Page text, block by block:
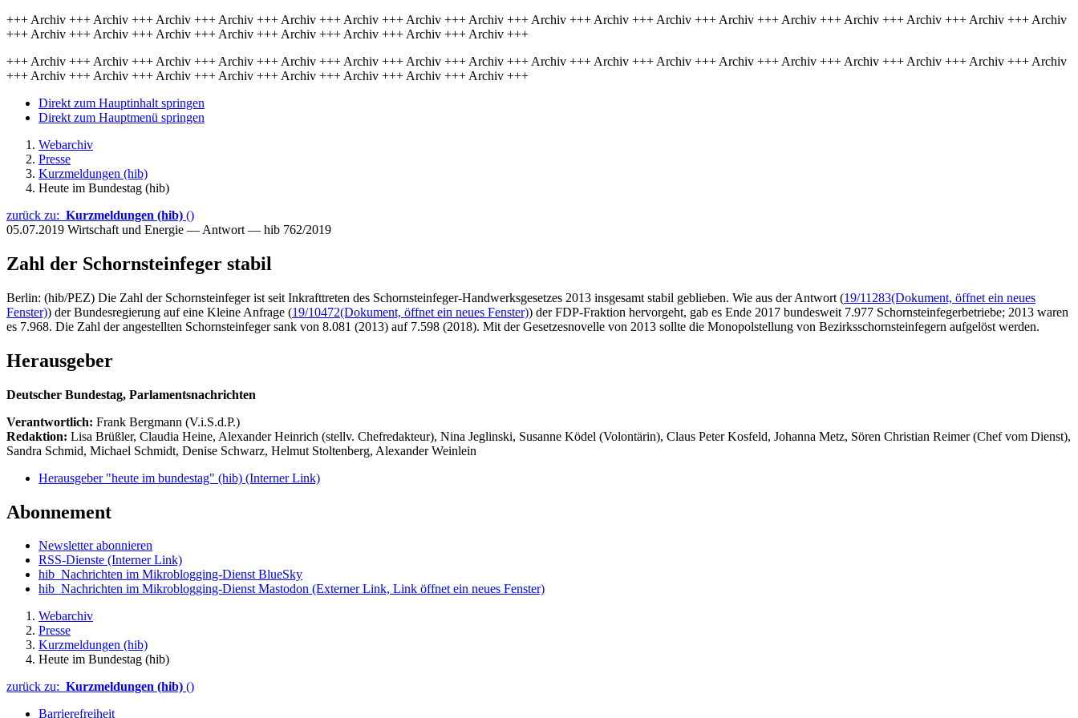
+++ Archiv +++ Archiv +++ Archiv +++ Archiv +++ Archiv +++ Archiv +++ Archiv +++ Archiv +++ Archiv +++ Archiv +++ Archiv +++ Archiv +++ Archiv +++ Archiv +++ Archiv +++ Archiv +++ Archiv
+++ Archiv +++ Archiv +++ Archiv +++ Archiv +++ Archiv +++ Archiv +++ Archiv +++ Archiv +++
+++ Archiv +++ Archiv +++ Archiv +++ Archiv +++ Archiv +++ Archiv +++ Archiv +++ Archiv +++ Archiv +++ Archiv +++ Archiv +++ Archiv +++ Archiv +++ Archiv +++ Archiv +++ Archiv +++ Archiv
+++ Archiv +++ Archiv +++ Archiv +++ Archiv +++ Archiv +++ Archiv +++ Archiv +++ Archiv +++
Direkt zum Hauptinhalt springen
Direkt zum Hauptmenü springen
Webarchiv
Presse
Kurzmeldungen (hib)
Heute im Bundestag (hib)
zurück zu: Kurzmeldungen (hib) ()
05.07.2019 Wirtschaft und Energie — Antwort — hib 762/2019
Zahl der Schornsteinfeger stabil
Berlin: (hib/PEZ) Die Zahl der Schornsteinfeger ist seit Inkrafttreten des Schornsteinfeger-Handwerksgesetzes 2013 insgesamt stabil geblieben. Wie aus der Antwort (19/11283(Dokument, öffnet ein neues
Fenster)) der Bundesregierung auf eine Kleine Anfrage (19/10472(Dokument, öffnet ein neues Fenster)) der FDP-Fraktion hervorgeht, gab es Ende 2017 bundesweit 7.977 Schornsteinfegerbetriebe; 2013 waren
es 7.968. Die Zahl der angestellten Schornsteinfeger sank von 8.081 (2013) auf 7.598 (2018). Mit der Gesetzesnovelle von 2013 sollte die Monopolstellung von Bezirksschornsteinfegern aufgelöst werden.
Herausgeber
Deutscher Bundestag, Parlamentsnachrichten
Verantwortlich: Frank Bergmann (V.i.S.d.P.)
Redaktion: Lisa Brüßler, Claudia Heine, Alexander Heinrich (stellv. Chefredakteur), Nina Jeglinski, Susanne Ködel (Volontärin), Claus Peter Kosfeld, Johanna Metz, Sören Christian Reimer (Chef vom Dienst),
Sandra Schmid, Michael Schmidt, Denise Schwarz, Helmut Stoltenberg, Alexander Weinlein
Herausgeber "heute im bundestag" (hib) (Interner Link)
Abonnement
Newsletter abonnieren
RSS-Dienste (Interner Link)
hib_Nachrichten im Mikroblogging-Dienst BlueSky
hib_Nachrichten im Mikroblogging-Dienst Mastodon (Externer Link, Link öffnet ein neues Fenster)
Webarchiv
Presse
Kurzmeldungen (hib)
Heute im Bundestag (hib)
zurück zu: Kurzmeldungen (hib) ()
Barrierefreiheit